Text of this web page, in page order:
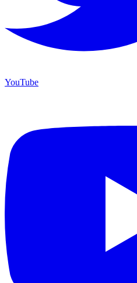
YouTube